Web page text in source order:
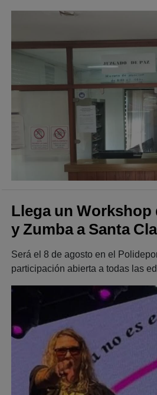
Llega un Workshop
y Zumba a Santa
Será el 8 de agosto en el
participación abierta a todas las